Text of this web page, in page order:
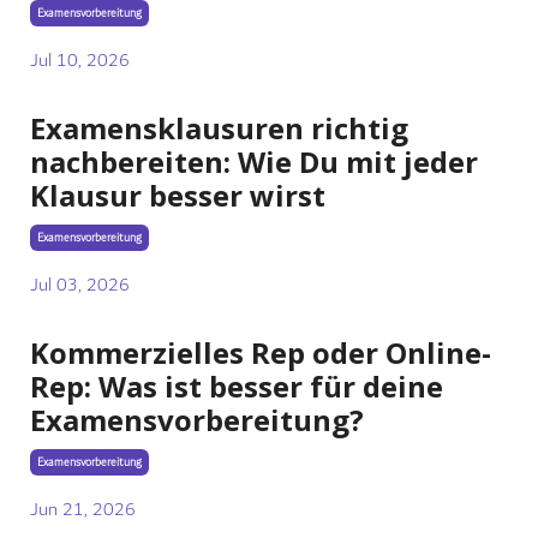
Examensvorbereitung
Jul 10, 2026
Examensklausuren richtig
nachbereiten: Wie Du mit jeder
Klausur besser wirst
Examensvorbereitung
Jul 03, 2026
Kommerzielles Rep oder Online-
Rep: Was ist besser für deine
Examensvorbereitung?
Examensvorbereitung
Jun 21, 2026